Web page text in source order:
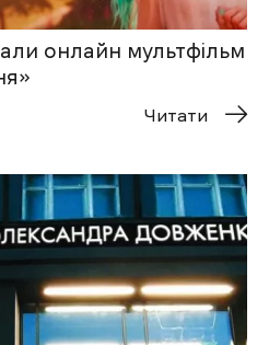
онлайн мультфільм
Читати